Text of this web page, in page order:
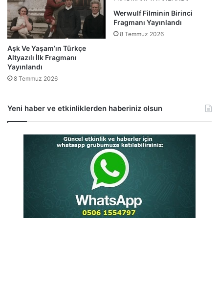
Aşk Ve Yaşam’ın Türkçe
Altyazılı İlk Fragmanı
Yayınlandı
8 Temmuz 2026
Werwulf Filminin Birinci
Fragmanı Yayınlandı
8 Temmuz 2026
Yeni haber ve etkinliklerden haberiniz olsun